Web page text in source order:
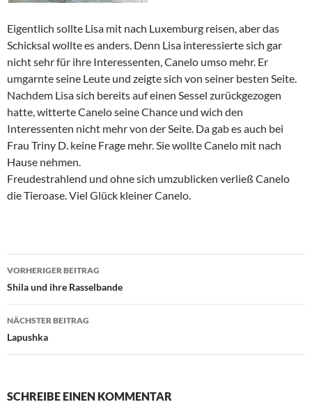
Eigentlich sollte Lisa mit nach Luxemburg reisen, aber das
Schicksal wollte es anders. Denn Lisa interessierte sich gar
nicht sehr für ihre Interessenten, Canelo umso mehr. Er
umgarnte seine Leute und zeigte sich von seiner besten Seite.
Nachdem Lisa sich bereits auf einen Sessel zurückgezogen
hatte, witterte Canelo seine Chance und wich den
Interessenten nicht mehr von der Seite. Da gab es auch bei
Frau Triny D. keine Frage mehr. Sie wollte Canelo mit nach
Hause nehmen.
Freudestrahlend und ohne sich umzublicken verließ Canelo
die Tieroase. Viel Glück kleiner Canelo.
Beitragsnavigation
VORHERIGER BEITRAG
Shila und ihre Rasselbande
NÄCHSTER BEITRAG
Lapushka
SCHREIBE EINEN KOMMENTAR